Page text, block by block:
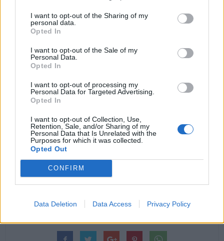
I want to opt-out of the Sharing of my
personal data.
Opted In
I want to opt-out of the Sale of my
Personal Data.
Opted In
I want to opt-out of processing my
Personal Data for Targeted Advertising.
Opted In
I want to opt-out of Collection, Use,
Retention, Sale, and/or Sharing of my
Personal Data that Is Unrelated with the
Purposes for which it was collected.
Opted Out
CONFIRM
Data Deletion Data Access Privacy Policy
Komentáře
Lvi Praha TROX